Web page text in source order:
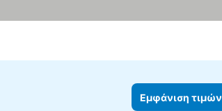
Εμφάνιση τιμών